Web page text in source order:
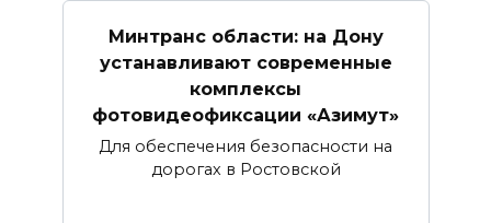
Минтранс области: на Дону
устанавливают современные
комплексы
фотовидеофиксации «Азимут»
Для обеспечения безопасности на
дорогах в Ростовской